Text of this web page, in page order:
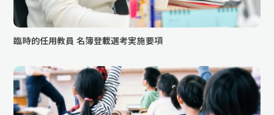
臨時的任用教員 名簿登載選考実施要項